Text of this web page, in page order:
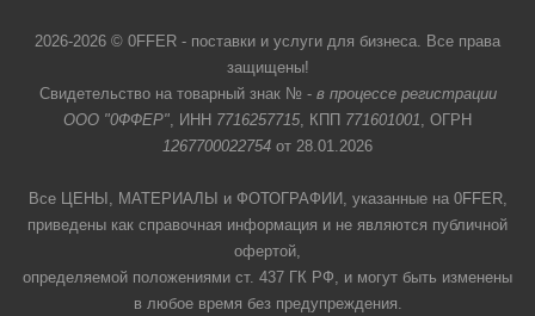
2026-2026 © 0FFER - поставки и услуги для бизнеса. Все права
защищены!
Свидетельство на товарный знак № - в процессе регистрации
ООО "0ФФЕР", ИНН 7716257715, КПП 771601001, ОГРН
1267700022754 от 28.01.2026
Все ЦЕНЫ, МАТЕРИАЛЫ и ФОТОГРАФИИ, указанные на 0FFER,
приведены как справочная информация и не являются публичной
офертой,
определяемой положениями ст. 437 ГК РФ, и могут быть изменены
в любое время без предупреждения.